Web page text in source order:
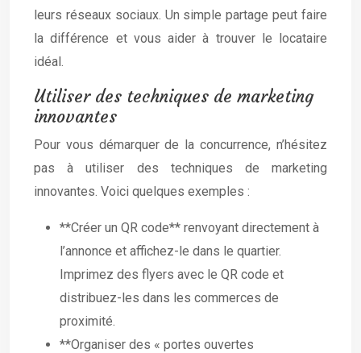
leurs réseaux sociaux. Un simple partage peut faire
la différence et vous aider à trouver le locataire
idéal.
Utiliser des techniques de marketing
innovantes
Pour vous démarquer de la concurrence, n’hésitez
pas à utiliser des techniques de marketing
innovantes. Voici quelques exemples :
**Créer un QR code** renvoyant directement à
l’annonce et affichez-le dans le quartier.
Imprimez des flyers avec le QR code et
distribuez-les dans les commerces de
proximité.
**Organiser des « portes ouvertes